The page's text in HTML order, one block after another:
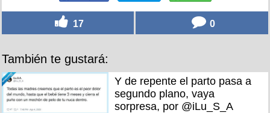
17 0
También te gustará:
Y de repente el parto pasa a
segundo plano, vaya
sorpresa, por @iLu_S_A